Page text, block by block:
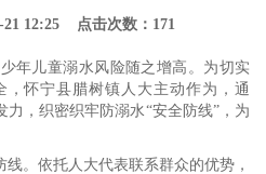
21 12:25 点击次数：171
年儿童溺水风险随之增高。为切实
怀宁县腊树镇人大主动作为，通
力，织密织牢防溺水“安全防线”，为
。依托人大代表联系群众的优势，